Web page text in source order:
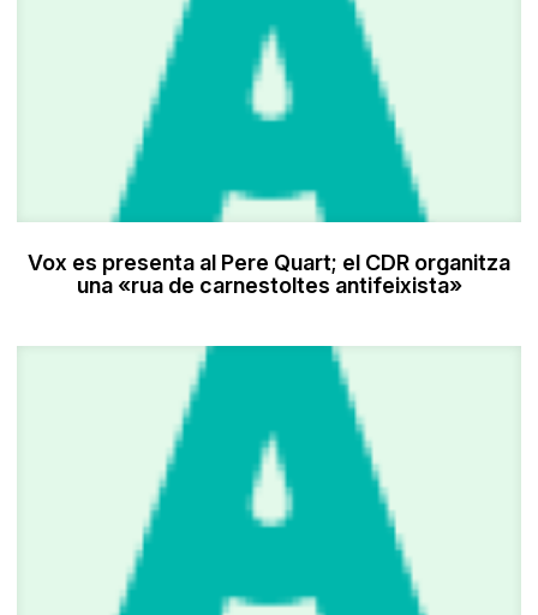
Vox es presenta al Pere Quart; el CDR organitza
una «rua de carnestoltes antifeixista»